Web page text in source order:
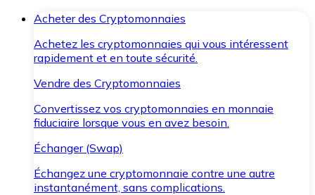
Acheter des Cryptomonnaies
Achetez les cryptomonnaies qui vous intéressent
rapidement et en toute sécurité.
Vendre des Cryptomonnaies
Convertissez vos cryptomonnaies en monnaie
fiduciaire lorsque vous en avez besoin.
Échanger (Swap)
Échangez une cryptomonnaie contre une autre
instantanément, sans complications.